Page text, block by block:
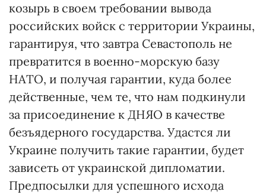
козырь в своем требовании вывода
российских войск с территории Украины,
гарантируя, что завтра Севастополь не
превратится в военно-морскую базу
НАТО, и получая гарантии, куда более
действенные, чем те, что нам подкинули
за присоединение к ДНЯО в качестве
безъядерного государства. Удастся ли
Украине получить такие гарантии, будет
зависеть от украинской дипломатии.
Предпосылки для успешного исхода